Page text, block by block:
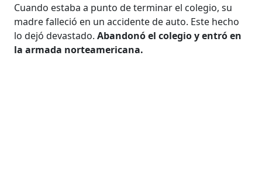
Cuando estaba a punto de terminar el colegio, su
madre falleció en un accidente de auto. Este hecho
lo dejó devastado.Abandonó el colegio y entró en
la armada norteamericana.